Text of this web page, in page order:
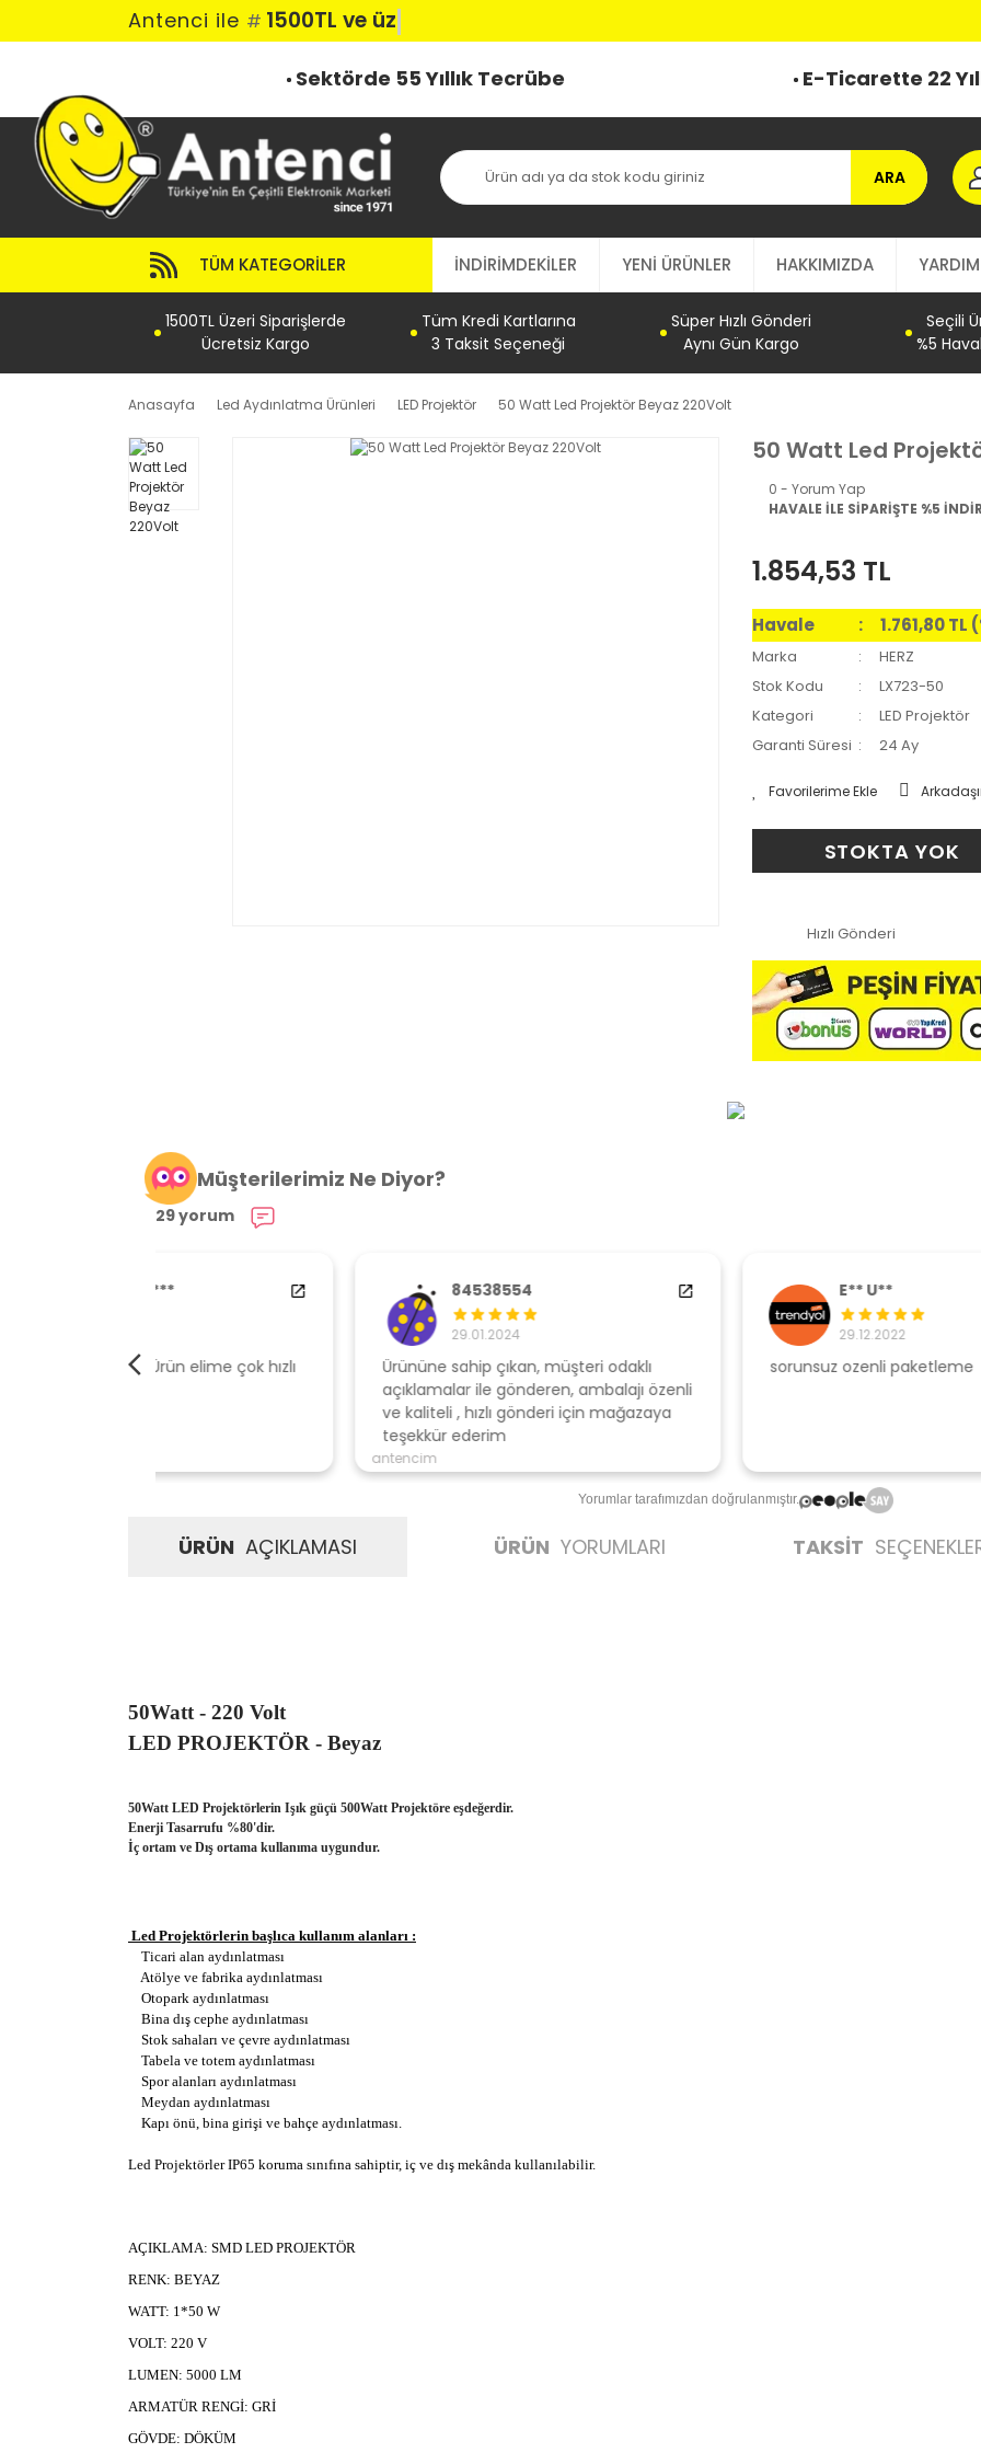
Antenci ile # 1500TL ve üzeri
Sektörde 55 Yıllık Tecrübe E-Ticarette 22
ARA
TÜM KATEGORILER İNDİRİMDEKİLER YENİ ÜRÜNLER HAKKIMIZDA YARDIM
1500TL Üzeri Siparişlerde
Ücretsiz Kargo
Tüm Kredi Kartlarına
3 Taksit Seçeneği
Süper Hızlı Gönderi
Aynı Gün Kargo
Seçili
%5
Anasayfa Led Aydınlatma Ürünleri LED Projektör 50 Watt Led Projektör Beyaz 220Volt
50 Watt Led
0 - Yorum Yap
HAVALE İLE SİPARİŞTE %5
1.854,53 TL
Havale 1.761,80
Marka
HERZ
Stok Kodu
LX723-50
Kategori
LED Projektör
Garanti Süresi
24 Ay
STOKTA YOK
Hızlı Gönderi
Müşterilerimiz Ne Diyor?
29 yorum
84538554
Ürününe sahip çıkan, müşteri odaklı
açıklamalar ile gönderen, ambalajı özenli
ve kaliteli , hızlı gönderi için mağazaya
E** U**
sorunsuz ozenli paketleme
Yorumlar tarafımızdan doğrulanmıştır.
ÜRÜN AÇIKLAMASI ÜRÜN YORUMLARI TAKSİT
50Watt - 220 Volt
LED PROJEKTÖR - Beyaz
50Watt LED Projektörlerin Işık güçü 500Watt Projektöre eşdeğerdir.
Enerji Tasarrufu %80'dir.
İç ortam ve Dış ortama kullanıma uygundur.
Led Projektörlerin başlıca kullanım alanları :
Ticari alan aydınlatması
Atölye ve fabrika aydınlatması
Otopark aydınlatması
Bina dış cephe aydınlatması
Stok sahaları ve çevre aydınlatması
Tabela ve totem aydınlatması
Spor alanları aydınlatması
Meydan aydınlatması
Kapı önü, bina girişi ve bahçe aydınlatması.
Led Projektörler IP65 koruma sınıfına sahiptir, iç ve dış mekânda kullanılabilir.
AÇIKLAMA: SMD LED PROJEKTÖR
RENK: BEYAZ
WATT: 1*50 W
VOLT: 220 V
LUMEN: 5000 LM
ARMATÜR RENGİ: GRİ
GÖVDE: DÖKÜM